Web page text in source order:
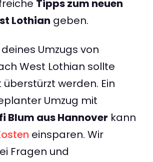
Tipps zum neuen
Lothian geben.
Umzugs von
West Lothian sollte
werden. Ein
Umzug mit
Blum aus Hannover kann
einsparen. Wir
Fragen und